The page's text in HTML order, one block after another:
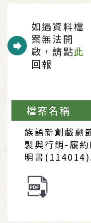
如遇資料檔
案無法開
啟，請點此
回報
檔案名稱
族語新創戲劇
製與行銷-履
明書